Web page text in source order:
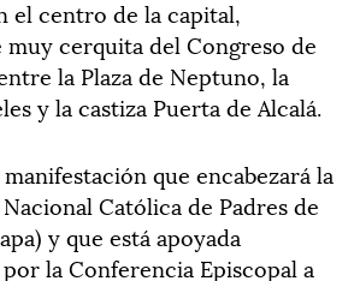
el centro de la capital,
cerquita del Congreso de
la Plaza de Neptuno, la
y la castiza Puerta de Alcalá.
que encabezará la
Católica de Padres de
y que está apoyada
la Conferencia Episcopal a